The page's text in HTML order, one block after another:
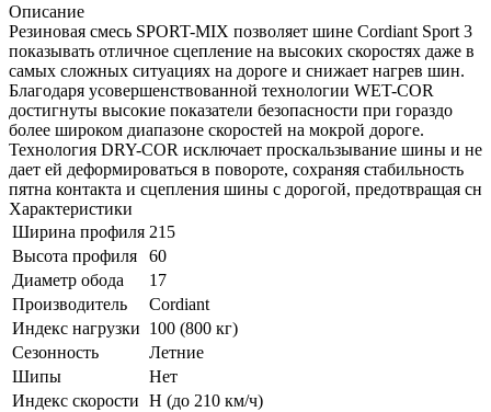
Описание
Резиновая смесь SPORT-MIX позволяет шине Cordiant Sport 3
показывать отличное сцепление на высоких скоростях даже в
самых сложных ситуациях на дороге и снижает нагрев шин.
Благодаря усовершенствованной технологии WET-COR
достигнуты высокие показатели безопасности при гораздо
более широком диапазоне скоростей на мокрой дороге.
Технология DRY-COR исключает проскальзывание шины и не
дает ей деформироваться в повороте, сохраняя стабильность
пятна контакта и сцепления шины с дорогой, предотвращая сн
Характеристики
Ширина профиля 215
Высота профиля
60
Диаметр обода
17
Производитель
Cordiant
Индекс нагрузки 100 (800 кг)
Сезонность
Летние
Шипы
Нет
Индекс скорости H (до 210 км/ч)